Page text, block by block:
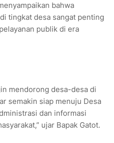
bahwa
tingkat desa sangat penting
publik di era
mendorong desa-desa di
semakin siap menuju Desa
dan informasi
ujar Bapak Gatot.